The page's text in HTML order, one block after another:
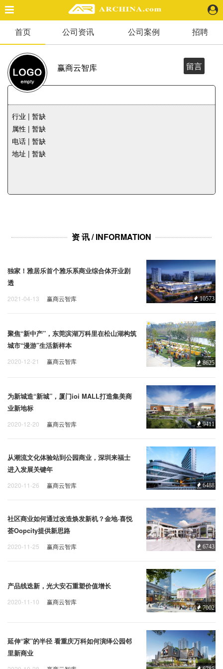
精选案例
建 筑
景 观
室 内
视 频
头条资讯
业 界
机 构
关于投稿
联系我们
首页 公司资讯 公司案例 招聘
赢商云智库 留言
行业 | 暂缺
属性 | 暂缺
电话 | 暂缺
地址 | 暂缺
资 讯 / INFORMATION
独家！雅居乐首个雅乐系商业综合体开业剧
透
2021-04-13 赢商云智库 10573
聚焦“新中产”，东莞滨湖万科里在松山湖构筑
城市“漫游”生活新样本
2020-12-21 赢商云智库 8625
为新城造“新城”，厦门ioi MALL打造集美商
业新地标
2020-12-20 赢商云智库 9411
从潮流文化体验站到公园商业，深圳来福士
进入发展关键年
2020-11-26 赢商云智库 6488
社区商业如何通过改造焕发新机？金地·喜悦
荟Oopcity提供新思路
2020-11-25 赢商云智库 6743
产品线迭新，光大安石重塑价值增长
2020-11-10 赢商云智库
7002
延伸“家”的半径 看重庆万科如何演绎公园邻
里新商业